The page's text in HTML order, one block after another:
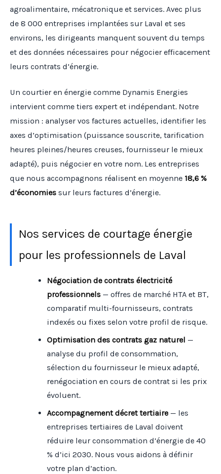
agroalimentaire, mécatronique et services. Avec plus
de 8 000 entreprises implantées sur Laval et ses
environs, les dirigeants manquent souvent du temps
et des données nécessaires pour négocier efficacement
leurs contrats d’énergie.
Un courtier en énergie comme Dynamis Energies
intervient comme tiers expert et indépendant. Notre
mission : analyser vos factures actuelles, identifier les
axes d’optimisation (puissance souscrite, tarification
heures pleines/heures creuses, fournisseur le mieux
adapté), puis négocier en votre nom. Les entreprises
que nous accompagnons réalisent en moyenne 18,6 %
d’économies sur leurs factures d’énergie.
Nos services de courtage énergie
pour les professionnels de Laval
Négociation de contrats électricité
professionnels— offres de marché HTA et BT,
comparatif multi-fournisseurs, contrats
indexés ou fixes selon votre profil de risque.
Optimisation des contrats gaz naturel —
analyse du profil de consommation,
sélection du fournisseur le mieux adapté,
renégociation en cours de contrat si les prix
évoluent.
Accompagnement décret tertiaire— les
entreprises tertiaires de Laval doivent
réduire leur consommation d’énergie de 40
% d’ici 2030. Nous vous aidons à définir
votre plan d’action.